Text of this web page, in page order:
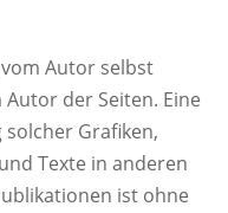
Autor selbst
der Seiten. Eine
Grafiken,
Texte in anderen
ist ohne